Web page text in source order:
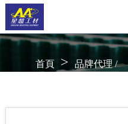
首頁 > 品牌代理 /